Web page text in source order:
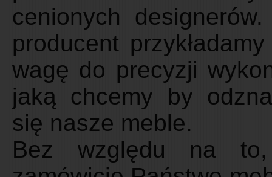
cenionych
producent
wagę do precyzji
jaką chcemy by
się nasze meble.
Bez względu na